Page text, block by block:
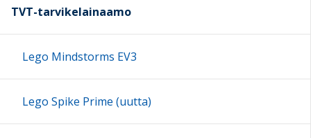
12:00
13:00
TVT-tarvikelainaamo
Lego Mindstorms EV3
Lego Spike Prime (uutta)